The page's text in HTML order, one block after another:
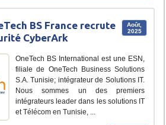
Août,
2025
BS France recrute
CyberArk
OneTech BS International est une ESN,
filiale de OneTech Business Solutions
S.A. Tunisie; intégrateur de Solutions IT.
Nous sommes un des premiers
intégrateurs leader dans les solutions IT
et Télécom en Tunisie, ...